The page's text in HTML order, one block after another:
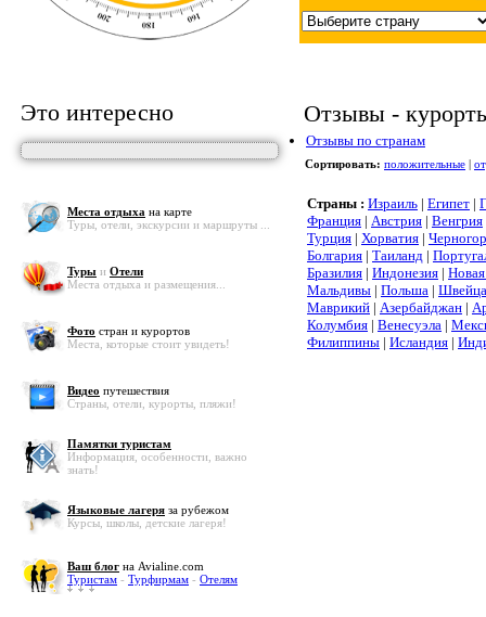
Это интересно
Места отдыха на карте
Туры, отели, экскурсии и маршруты ...
Туры и Отели
Места отдыха и размещения...
Фото стран и курортов
Места, которые стоит увидеть!
Видео путешествия
Страны, отели, курорты, пляжи!
Памятки туристам
Информация, особенности, важно
знать!
Языковые лагеря за рубежом
Курсы, школы, детские лагеря!
Ваш блог на Avialine.com
Туристам - Турфирмам - Отелям
Отзывы -
Отзывы по странам
Сортировать: положительные |
Страны : Израиль | Египет |
Франция | Австрия | Венгрия
Турция | Хорватия |
Болгария | Таиланд |
Бразилия | Индонезия |
Мальдивы | Польша |
Маврикий | Азербайджан |
Колумбия | Венесуэла |
Филиппины | Исландия |